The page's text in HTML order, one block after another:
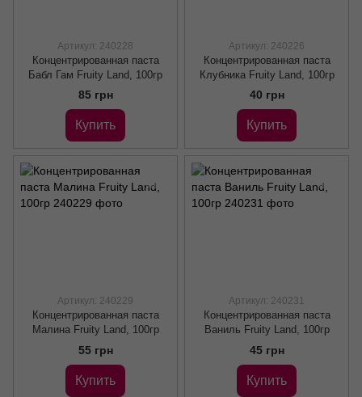
Артикул: 240228
Концентрированная паста
Бабл Гам Fruity Land, 100гр
85 грн
Купить
Артикул: 240226
Концентрированная паста
Клубника Fruity Land, 100гр
40 грн
Купить
Артикул: 240229
Концентрированная паста
Малина Fruity Land, 100гр
55 грн
Купить
Артикул: 240231
Концентрированная паста
Ваниль Fruity Land, 100гр
45 грн
Купить